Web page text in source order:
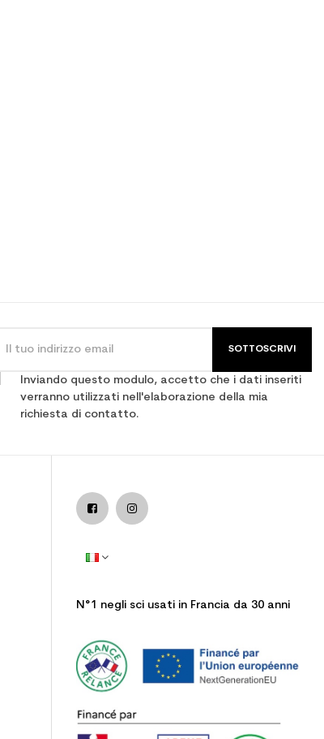
SOTTOSCRIVI
Inviando questo modulo, accetto che i dati inseriti
verranno utilizzati nell'elaborazione della mia
richiesta di contatto.
N°1 negli sci usati in Francia da 30 anni